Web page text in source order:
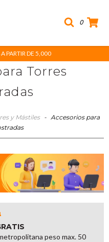
0
PARTIR DE 5,000
Torres
y Mástiles - Accesorios para
peso max. 50